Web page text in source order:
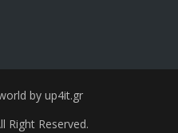
by up4it.gr
Right Reserved.